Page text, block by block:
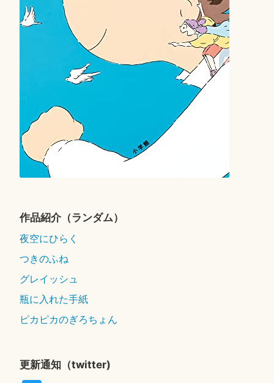
作品紹介（ランダム）
夜空にひらく
つきのふね
グレイッシュ
瓶に入れた手紙
ピカピカのぎろちょん
更新通知（twitter)